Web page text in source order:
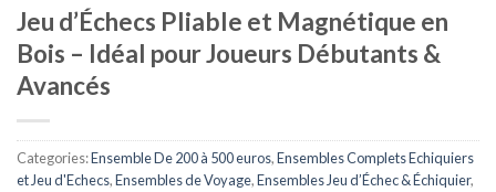
Jeu d’Échecs Pliable et Magnétique en
Bois – Idéal pour Joueurs Débutants &
Avancés
Categories:Ensemble De 200 à 500 euros,Ensembles Complets Echiquiers
et Jeu d'Echecs,Ensembles de Voyage,Ensembles Jeu d’Échec & Échiquier,